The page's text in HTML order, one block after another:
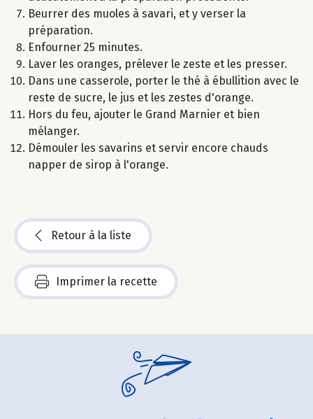
Beurrer des muoles à savari, et y verser la
préparation.
Enfourner 25 minutes.
Laver les oranges, prélever le zeste et les presser.
Dans une casserole, porter le thé à ébullition avec le
reste de sucre, le jus et les zestes d'orange.
Hors du feu, ajouter le Grand Marnier et bien
mélanger.
Démouler les savarins et servir encore chauds
napper de sirop à l'orange.
Retour à la liste
Imprimer la recette